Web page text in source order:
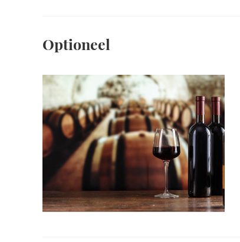
Optioneel